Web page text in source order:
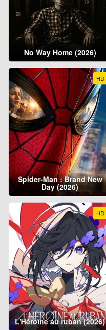
No Way Home (2026)
HD
Spider-Man : Brand New
Day (2026)
HD
L'Héroïne au ruban (2026)